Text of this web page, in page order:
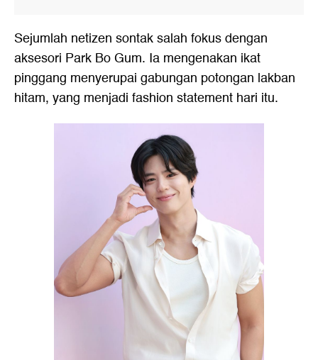
Sejumlah netizen sontak salah fokus dengan
aksesori Park Bo Gum. Ia mengenakan ikat
pinggang menyerupai gabungan potongan lakban
hitam, yang menjadi fashion statement hari itu.